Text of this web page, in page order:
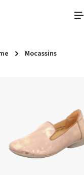
Mocassins